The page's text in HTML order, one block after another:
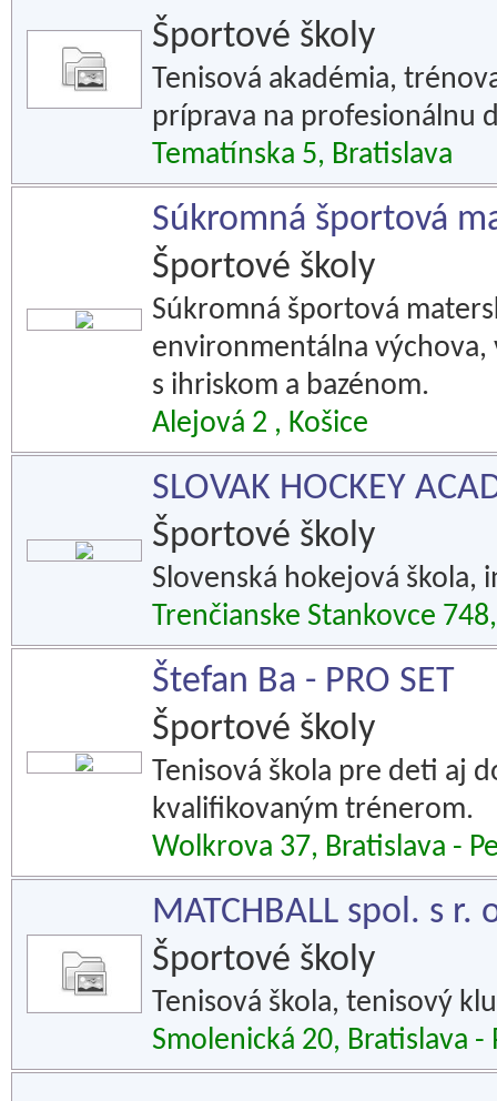
Športové školy
Tenisová akadémia,
príprava na profesionálnu
Tematínska 5, Bratislava
Súkromná športová
Športové školy
Súkromná športová
environmentálna výchova,
s ihriskom a bazénom.
Alejová 2 , Košice
SLOVAK HOCKEY
Športové školy
Slovenská hokejová
Trenčianske Stankovce
Štefan Ba - PRO SET
Športové školy
Tenisová škola pre deti aj
kvalifikovaným trénerom.
Wolkrova 37, Bratislava -
MATCHBALL spol. s r.
Športové školy
Tenisová škola, tenisový
Smolenická 20, Bratislava -